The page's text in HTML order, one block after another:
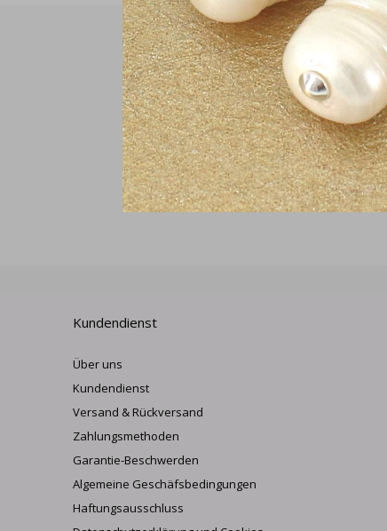
Kundendienst
Über uns
Kundendienst
Versand & Rückversand
Zahlungsmethoden
Garantie-Beschwerden
Algemeine Geschäfsbedingungen
Haftungsausschluss